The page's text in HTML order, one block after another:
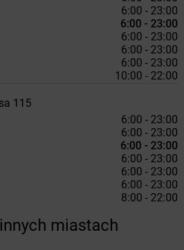
6:00 - 23:00
6:00 - 23:00
6:00 - 23:00
6:00 - 23:00
6:00 - 23:00
10:00 - 22:00
115
6:00 - 23:00
6:00 - 23:00
6:00 - 23:00
6:00 - 23:00
6:00 - 23:00
6:00 - 23:00
8:00 - 22:00
miastach